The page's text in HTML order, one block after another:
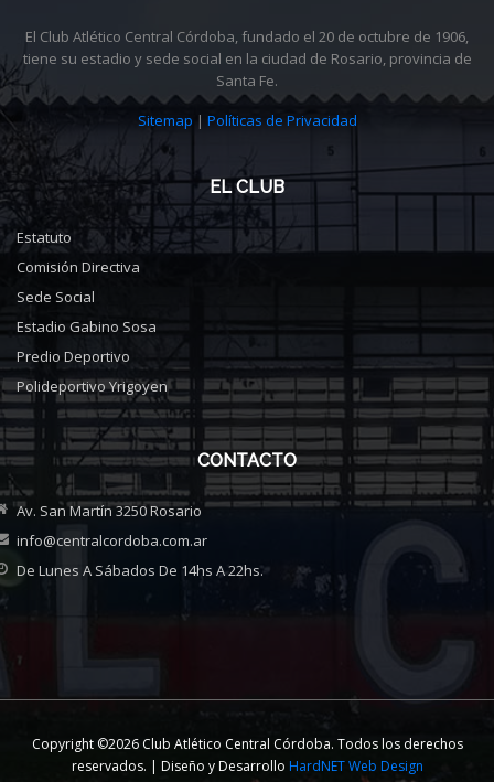
El Club Atlético Central Córdoba, fundado el 20 de octubre de 1906,
tiene su estadio y sede social en la ciudad de Rosario, provincia de
Santa Fe.
Sitemap | Políticas de Privacidad
EL CLUB
Estatuto
Comisión Directiva
Sede Social
Estadio Gabino Sosa
Predio Deportivo
Polideportivo Yrigoyen
CONTACTO
Av. San Martín 3250 Rosario
info@centralcordoba.com.ar
De Lunes A Sábados De 14hs A 22hs.
Copyright ©2026 Club Atlético Central Córdoba. Todos los derechos
reservados. | Diseño y Desarrollo HardNET Web Design